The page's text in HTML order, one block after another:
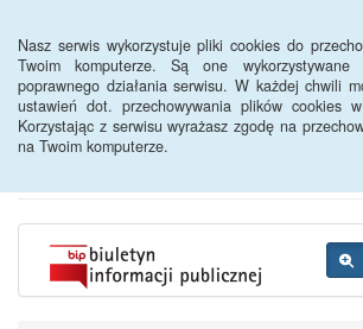
Nasz serwis wykorzystuje pliki cookies do
Twoim komputerze. Są one
poprawnego działania serwisu. W każdej chwili
ustawień dot. przechowywania plików cookies
Korzystając z serwisu wyrażasz zgodę na
na Twoim komputerze.
BIP - Urząd
Wyśmierzyce